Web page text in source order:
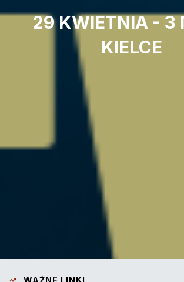
29 KWIETNIA - 3
KIELCE